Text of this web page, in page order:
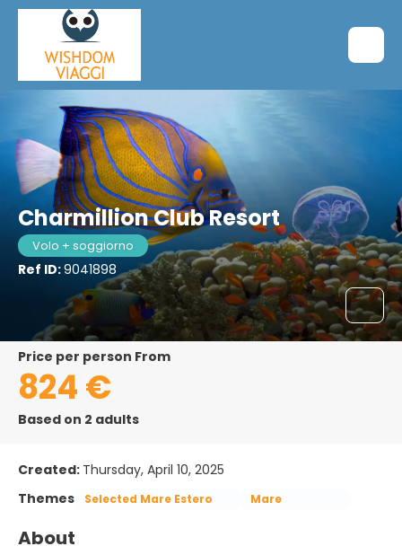
Charmillion Club Resort
Volo + soggiorno
Ref ID:9041898
price per person From
824 €
Based on 2 adults
Created: Thursday, April 10, 2025
Themes
Selected Mare Estero Mare
About